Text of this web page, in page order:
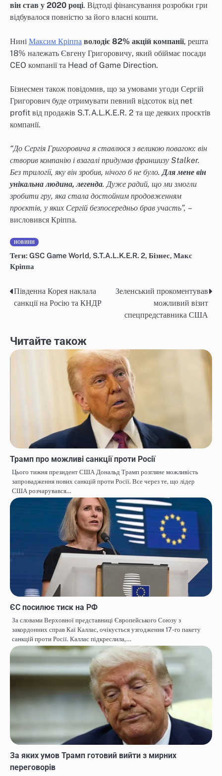
він став у 2020 році. Відтоді фінансування розробки гри
відбувалося повністю за його власні кошти.
Нині Максим Кріппа володіє 82% акцій компанії, решта
18% належать Євгену Григоровичу, який обіймає посади
CEO компанії та Head of Game Direction.
Бізнесмен також повідомив, що за умовами угоди Сергій
Григорович буде отримувати певний відсоток від net
profit від продажів S.T.A.L.K.E.R. 2 та ще деяких проєктів
компанії.
“До Сергія Григоровича я ставлюся з великою повагою: він
створив компанію і взагалі придумав франшизу Stalker.
Без трилогії, яку він зробив, нічого б не було. Для мене він
унікальна людина, легенда. Дуже радий, що ми змогли
зробити гру, яка стала достойним продовженням
проєктів, у яких Сергій безпосередньо брав участь”, –
висловився Кріппа.
НОВИНИ
Теги: GSC Game World, S.T.A.L.K.E.R. 2, Бізнес, Макс
Кріппа
Навігація
записів
Південна Корея наклала
санкції на Росію та КНДР
Зеленський прокоментував
можливий візит
спецпредставника США
Читайте також
Трамп про можливі санкції проти Росії
Цього тижня президент США Дональд Трамп розгляне можливість
запровадження нових санкцій проти Росії. Все через те, що лідер
США розчарувався…
ЄС посилює тиск на РФ
За словами Верховної представниці Європейського Союзу з
закордонних справ Каї Каллас, очікується узгодження 17-го пакету
санкцій проти Росії. Каллас підкреслила,…
За яких умов Трамп готовий вийти з мирних
переговорів